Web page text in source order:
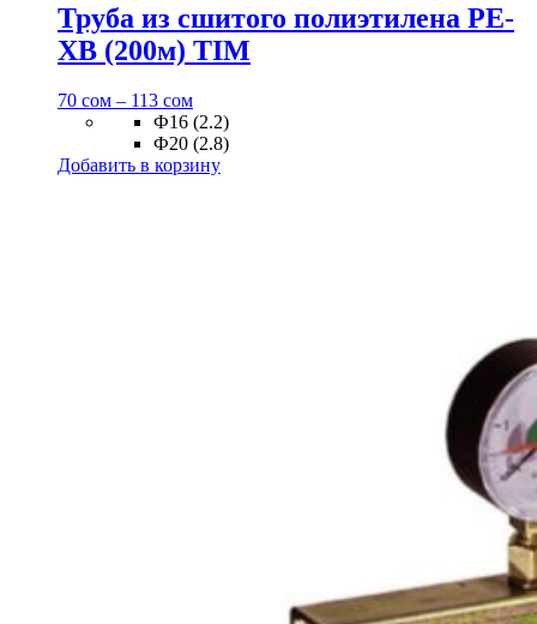
Труба из сшитого полиэтилена PE-
XB (200м) TIM
70 сом – 113 сом
Ф16 (2.2)
Ф20 (2.8)
Добавить в корзину